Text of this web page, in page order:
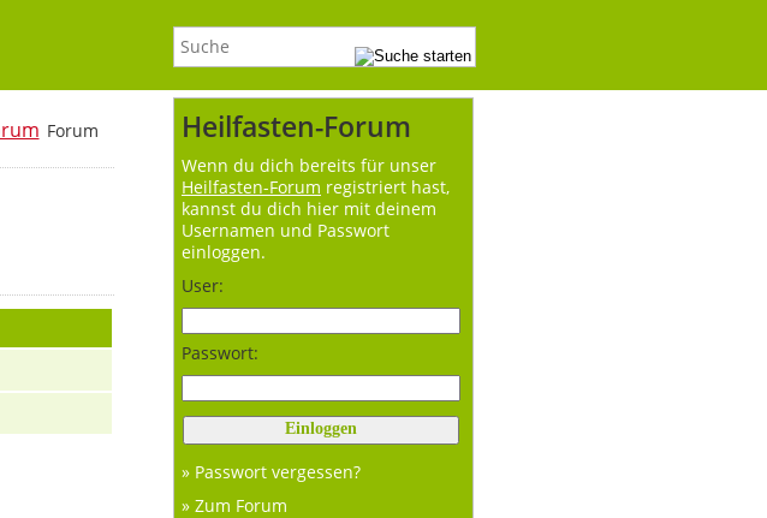
Heilfasten-Forum
Wenn du dich bereits für unser
Heilfasten-Forum registriert hast,
kannst du dich hier mit deinem
Usernamen und Passwort
einloggen.
User:
Passwort:
» Passwort vergessen?
» Zum Forum
Forum